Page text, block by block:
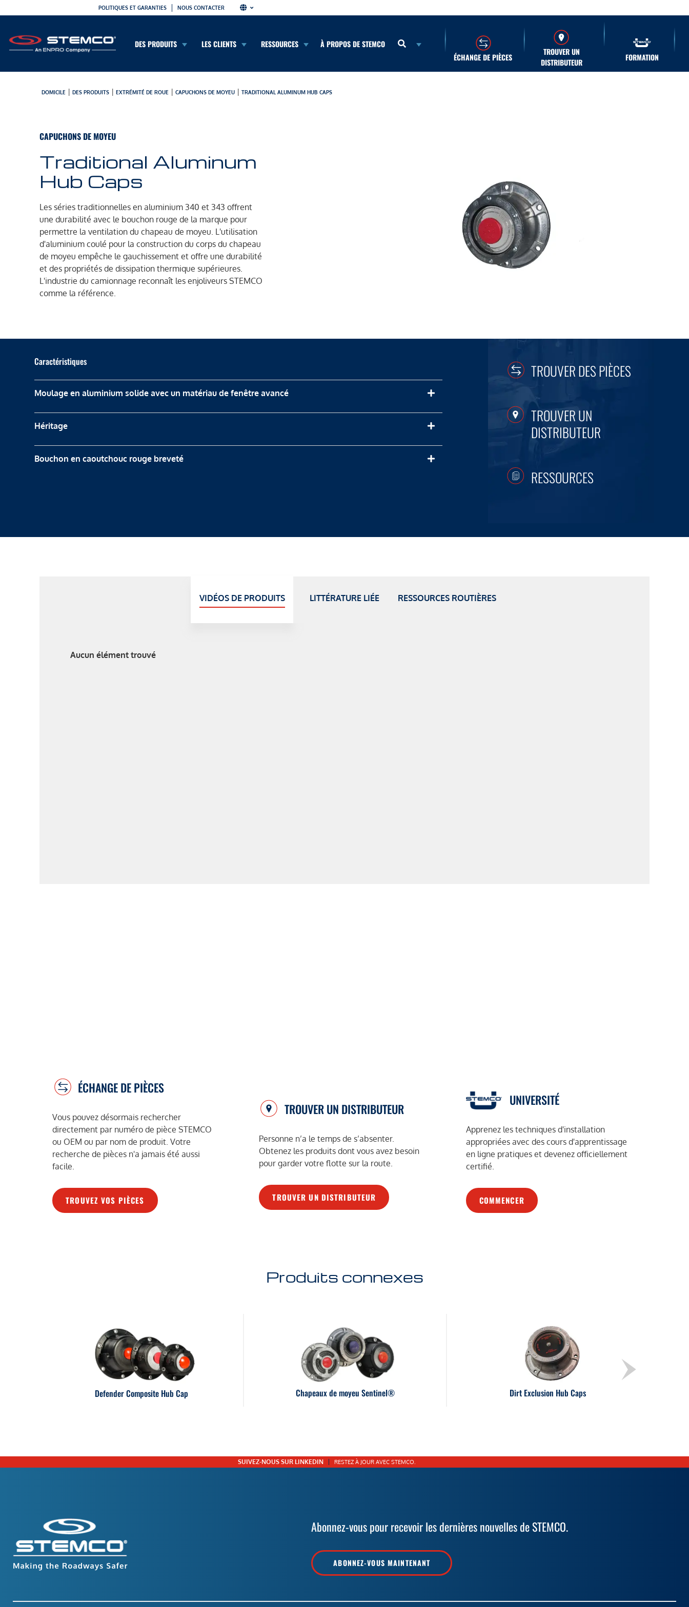
POLITIQUES ET GARANTIES NOUS CONTACTER
DES PRODUITS LES CLIENTS RESSOURCES
À PROPOS DE STEMCO
ÉCHANGE DE PIÈCES
TROUVER UN
DISTRIBUTEUR
FORMATION
DOMICILE | DES PRODUITS| EXTRÉMITÉ DE ROUE | CAPUCHONS DE MOYEU| TRADITIONAL ALUMINUM HUB CAPS
CAPUCHONS DE MOYEU
Traditional Aluminum
Hub Caps
Les séries traditionnelles en aluminium 340 et 343 offrent
une durabilité avec le bouchon rouge de la marque pour
permettre la ventilation du chapeau de moyeu. L'utilisation
d'aluminium coulé pour la construction du corps du chapeau
de moyeu empêche le gauchissement et offre une durabilité
et des propriétés de dissipation thermique supérieures.
L'industrie du camionnage reconnaît les enjoliveurs STEMCO
comme la référence.
Caractéristiques
Moulage en aluminium solide avec un matériau de fenêtre avancé
Héritage
Bouchon en caoutchouc rouge breveté
TROUVER DES PIÈCES
TROUVER UN
DISTRIBUTEUR
RESSOURCES
VIDÉOS DE PRODUITS LITTÉRATURE LIÉE RESSOURCES ROUTIÈRES
Aucun élément trouvé
ÉCHANGE DE PIÈCES
Vous pouvez désormais rechercher
directement par numéro de pièce STEMCO
ou OEM ou par nom de produit. Votre
recherche de pièces n'a jamais été aussi
facile.
TROUVEZ VOS PIÈCES
TROUVER UN DISTRIBUTEUR
Personne n’a le temps de s’absenter.
Obtenez les produits dont vous avez besoin
pour garder votre flotte sur la route.
TROUVER UN DISTRIBUTEUR
UNIVERSITÉ
Apprenez les techniques d'installation
appropriées avec des cours d'apprentissage
en ligne pratiques et devenez officiellement
certifié.
COMMENCER
Produits connexes
Defender Composite Hub Cap Chapeaux de moyeu Sentinel® Dirt Exclusion Hub Caps
SUIVEZ-NOUS SUR LINKEDIN RESTEZ À JOUR AVEC STEMCO.
Abonnez-vous pour recevoir les dernières nouvelles de STEMCO.
ABONNEZ-VOUS MAINTENANT